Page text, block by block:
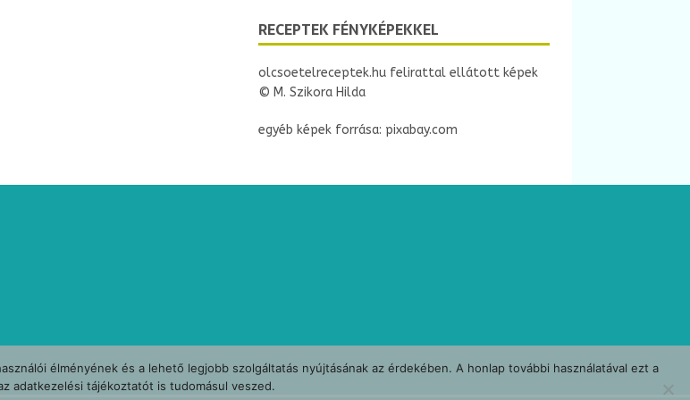
n
d
y
RECEPTEK FÉNYKÉPEKKEL
olcsoetelreceptek.hu felirattal ellátott képek
© M. Szikora Hilda
egyéb képek forrása: pixabay.com
élményének és a lehető legjobb szolgáltatás nyújtásának az érdekében. A honlap további használatával ezt a
adatkezelési tájékoztatót is tudomásul veszed.